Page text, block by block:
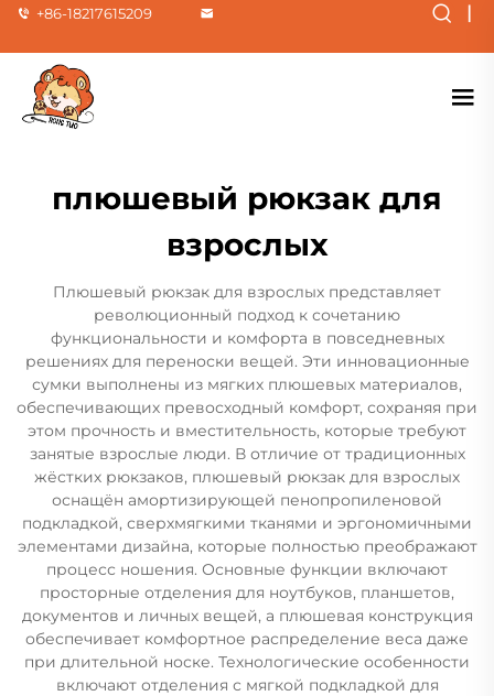
+86-18217615209 |
плюшевый рюкзак для
взрослых
Плюшевый рюкзак для взрослых представляет
революционный подход к сочетанию
функциональности и комфорта в повседневных
решениях для переноски вещей. Эти инновационные
сумки выполнены из мягких плюшевых материалов,
обеспечивающих превосходный комфорт, сохраняя при
этом прочность и вместительность, которые требуют
занятые взрослые люди. В отличие от традиционных
жёстких рюкзаков, плюшевый рюкзак для взрослых
оснащён амортизирующей пенопропиленовой
подкладкой, сверхмягкими тканями и эргономичными
элементами дизайна, которые полностью преображают
процесс ношения. Основные функции включают
просторные отделения для ноутбуков, планшетов,
документов и личных вещей, а плюшевая конструкция
обеспечивает комфортное распределение веса даже
при длительной носке. Технологические особенности
включают отделения с мягкой подкладкой для